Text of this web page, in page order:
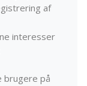
af
interesser
brugere på